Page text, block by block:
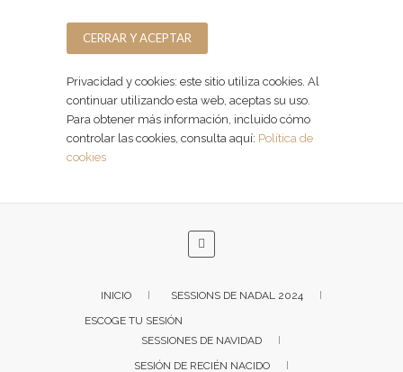
Privacidad y cookies: este sitio utiliza cookies. Al
continuar utilizando esta web, aceptas su uso.
Para obtener más información, incluido cómo
controlar las cookies, consulta aquí: Política de
cookies
INICIO
SESSIONS DE NADAL 2024
ESCOGE TU SESIÓN
SESSIONES DE NAVIDAD
SESIÓN DE RECIÉN NACIDO